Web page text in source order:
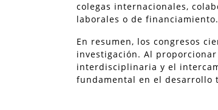
colegas internacionales,
laborales o de financiamiento.
En resumen, los congresos
investigación. Al
interdisciplinaria y el
fundamental en el desarrollo